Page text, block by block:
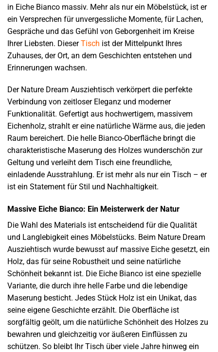
in Eiche Bianco massiv. Mehr als nur ein Möbelstück, ist er
ein Versprechen für unvergessliche Momente, für Lachen,
Gespräche und das Gefühl von Geborgenheit im Kreise
Ihrer Liebsten. DieserTisch ist der Mittelpunkt Ihres
Zuhauses, der Ort, an dem Geschichten entstehen und
Erinnerungen wachsen.
Der Nature Dream Ausziehtisch verkörpert die perfekte
Verbindung von zeitloser Eleganz und moderner
Funktionalität. Gefertigt aus hochwertigem, massivem
Eichenholz, strahlt er eine natürliche Wärme aus, die jeden
Raum bereichert. Die helle Bianco-Oberfläche bringt die
charakteristische Maserung des Holzes wunderschön zur
Geltung und verleiht dem Tisch eine freundliche,
einladende Ausstrahlung. Er ist mehr als nur ein Tisch – er
ist ein Statement für Stil und Nachhaltigkeit.
Massive Eiche Bianco: Ein Meisterwerk der Natur
Die Wahl des Materials ist entscheidend für die Qualität
und Langlebigkeit eines Möbelstücks. Beim Nature Dream
Ausziehtisch wurde bewusst auf massive Eiche gesetzt, ein
Holz, das für seine Robustheit und seine natürliche
Schönheit bekannt ist. Die Eiche Bianco ist eine spezielle
Variante, die durch ihre helle Farbe und die lebendige
Maserung besticht. Jedes Stück Holz ist ein Unikat, das
seine eigene Geschichte erzählt. Die Oberfläche ist
sorgfältig geölt, um die natürliche Schönheit des Holzes zu
bewahren und gleichzeitig vor äußeren Einflüssen zu
schützen. So bleibt Ihr Tisch über viele Jahre hinweg ein